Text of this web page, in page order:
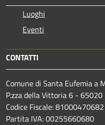
Luoghi
Eventi
CONTATTI
Comune di Santa Eufemia a
P.zza della Vittoria 6 - 65020
Codice Fiscale: 81000470682
Partita IVA: 00255660680